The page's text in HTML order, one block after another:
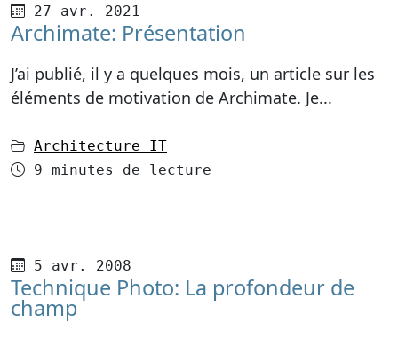
Publié le
27 avr. 2021
Archimate: Présentation
J’ai publié, il y a quelques mois, un article sur les
éléments de motivation de Archimate. Je...
dans
Architecture IT
Temps de lecture
9 minutes de lecture
Publié le
5 avr. 2008
Technique Photo: La profondeur de
champ